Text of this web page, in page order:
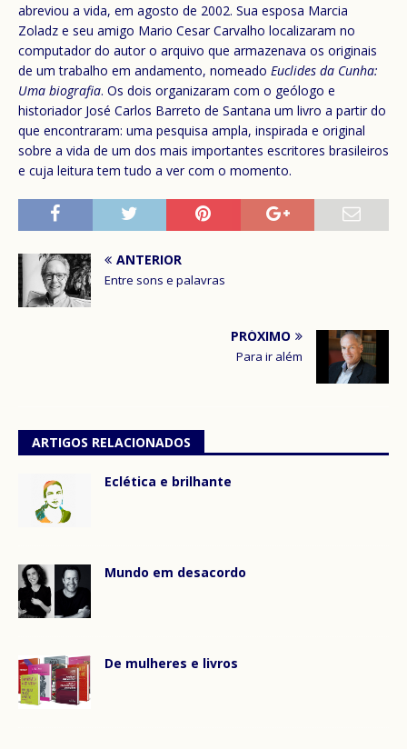
abreviou a vida, em agosto de 2002. Sua esposa Marcia
Zoladz e seu amigo Mario Cesar Carvalho localizaram no
computador do autor o arquivo que armazenava os originais
de um trabalho em andamento, nomeado Euclides da Cunha:
Uma biografia. Os dois organizaram com o geólogo e
historiador José Carlos Barreto de Santana um livro a partir do
que encontraram: uma pesquisa ampla, inspirada e original
sobre a vida de um dos mais importantes escritores brasileiros
e cuja leitura tem tudo a ver com o momento.
ANTERIOR
Entre sons e palavras
PRÓXIMO
Para ir além
ARTIGOS RELACIONADOS
Eclética e brilhante
Mundo em desacordo
De mulheres e livros